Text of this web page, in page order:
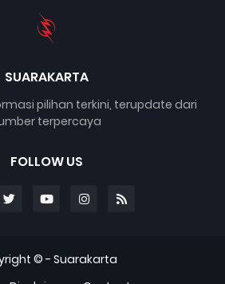
SUARAKARTA
pilihan terkini, terupdate dari
terpercaya
FOLLOW US
© - Suarakarta